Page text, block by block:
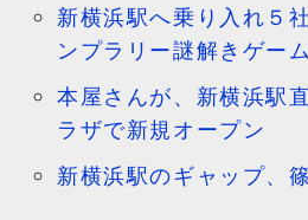
新横浜駅へ乗り入れ５
ンプラリー謎解きゲーム
本屋さんが、新横浜駅
ラザで新規オープン
新横浜駅のギャップ、